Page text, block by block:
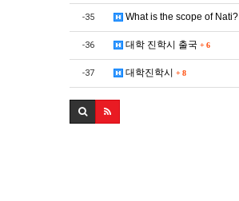
-35 What is the scope of Nati?
-36 대학 진학시 출국 + 6
-37 대학진학시 + 8